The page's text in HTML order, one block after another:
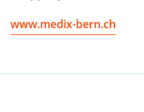
www.medix-bern.ch